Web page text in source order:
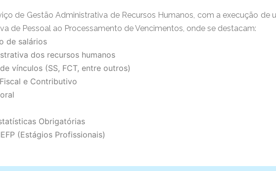
de Gestão Administrativa de Recursos Humanos, com a execução
de Pessoal ao Processamento de Vencimentos, onde se destacam:
de salários
dos recursos humanos
vínculos (SS, FCT, entre outros)
e Contributivo
Obrigatórias
(Estágios Profissionais)